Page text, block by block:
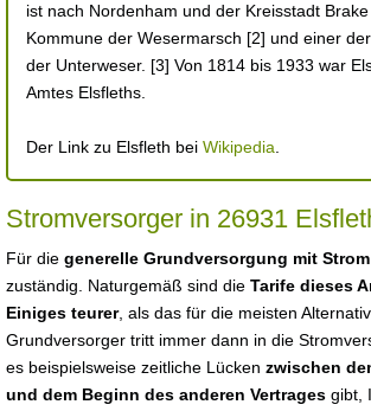
ist nach Nordenham und der Kreisstadt
Kommune der Wesermarsch [2] und einer
der Unterweser. [3] Von 1814 bis 1933 war
Amtes Elsfleths.
Der Link zu Elsfleth bei Wikipedia
Stromversorger in 26931
Für die generelle Grundversorgung mit Strom
zuständig. Naturgemäß sind die Tarife dieses
Einiges teurer, als das für die meisten
Grundversorger tritt immer dann in die
es beispielsweise zeitliche Lücken zwischen
und dem Beginn des anderen Vertrages gibt,